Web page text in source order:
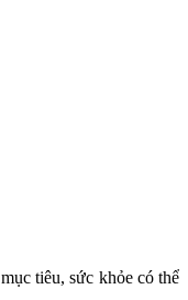
tiêu, sức khỏe có thể